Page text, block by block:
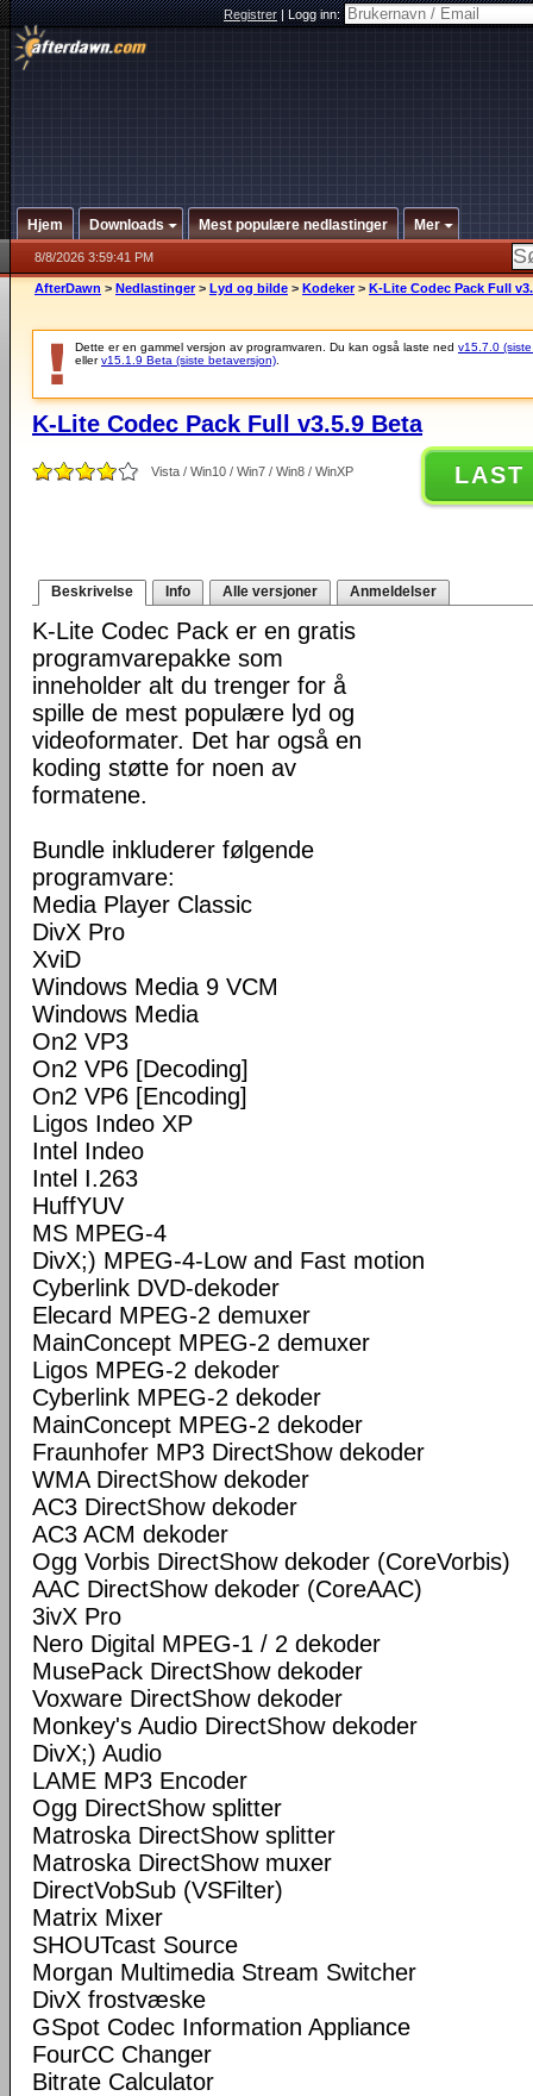
Registrer|Logg inn:
Hjem Downloads Mest populære nedlastinger Mer
8/8/2026 3:59:41 PM
AfterDawn > Nedlastinger > Lyd og bilde > Kodeker > K-Lite Codec Pack Full
Dette er en gammel versjon av programvaren. Du kan også laste ned v15.7.0
ellerv15.1.9 Beta (siste betaversjon)
K-Lite Codec Pack Full v3.5.9 Beta
Vista / Win10 / Win7 / Win8 / WinXP LAST
Beskrivelse Info Alle versjoner Anmeldelser
K-Lite Codec Pack er en gratis
programvarepakke som
inneholder alt du trenger for å
spille de mest populære lyd og
videoformater. Det har også en
koding støtte for noen av
formatene.
Bundle inkluderer følgende
programvare:
Media Player Classic
DivX Pro
XviD
Windows Media 9 VCM
Windows Media
On2 VP3
On2 VP6 [Decoding]
On2 VP6 [Encoding]
Ligos Indeo XP
Intel Indeo
Intel I.263
HuffYUV
MS MPEG-4
DivX;) MPEG-4-Low and Fast motion
Cyberlink DVD-dekoder
Elecard MPEG-2 demuxer
MainConcept MPEG-2 demuxer
Ligos MPEG-2 dekoder
Cyberlink MPEG-2 dekoder
MainConcept MPEG-2 dekoder
Fraunhofer MP3 DirectShow dekoder
WMA DirectShow dekoder
AC3 DirectShow dekoder
AC3 ACM dekoder
Ogg Vorbis DirectShow dekoder (CoreVorbis)
AAC DirectShow dekoder (CoreAAC)
3ivX Pro
Nero Digital MPEG-1 / 2 dekoder
MusePack DirectShow dekoder
Voxware DirectShow dekoder
Monkey's Audio DirectShow dekoder
DivX;) Audio
LAME MP3 Encoder
Ogg DirectShow splitter
Matroska DirectShow splitter
Matroska DirectShow muxer
DirectVobSub (VSFilter)
Matrix Mixer
SHOUTcast Source
Morgan Multimedia Stream Switcher
DivX frostvæske
GSpot Codec Information Appliance
FourCC Changer
Bitrate Calculator